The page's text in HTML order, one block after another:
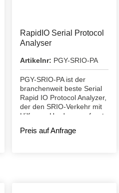
RapidIO Serial Protocol
Analyser
Artikelnr: PGY-SRIO-PA
PGY-SRIO-PA ist der
branchenweit beste Serial
Rapid IO Protocol Analyzer,
der den SRIO-Verkehr mit
Hilfe von Hardware erfasst
Preis auf Anfrage